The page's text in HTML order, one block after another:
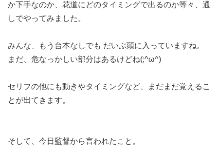
か下手なのか、花道にどのタイミングで出るのか等々、通
しでやってみました。
みんな、もう台本なしでも だいぶ頭に入っていますね。
まだ、危なっかしい部分はあるけどね(;^ω^)
セリフの他にも動きやタイミングなど、まだまだ覚えるこ
とが出てきます。
そして、今日監督から言われたこと。